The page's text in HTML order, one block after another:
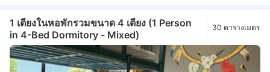
1 เตียงในหอพักรวมขนาด 4 เตียง (1 Person
in 4-Bed Dormitory - Mixed)
30 ตารางเมตร